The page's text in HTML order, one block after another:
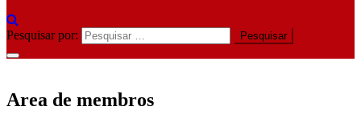
Pesquisar por:
Area de membros